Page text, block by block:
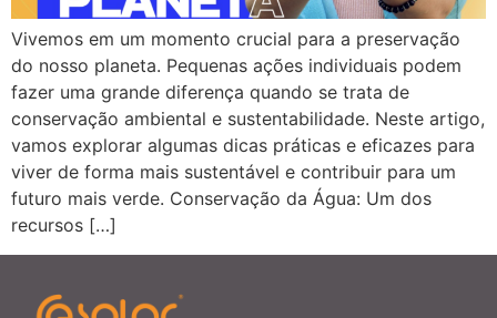
Vivemos em um momento crucial para a preservação
do nosso planeta. Pequenas ações individuais podem
fazer uma grande diferença quando se trata de
conservação ambiental e sustentabilidade. Neste artigo,
vamos explorar algumas dicas práticas e eficazes para
viver de forma mais sustentável e contribuir para um
futuro mais verde. Conservação da Água: Um dos
recursos […]